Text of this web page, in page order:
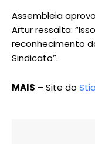
Assembleia
Artur ressalta:
reconhecimento
Sindicato”.
MAIS – Site do